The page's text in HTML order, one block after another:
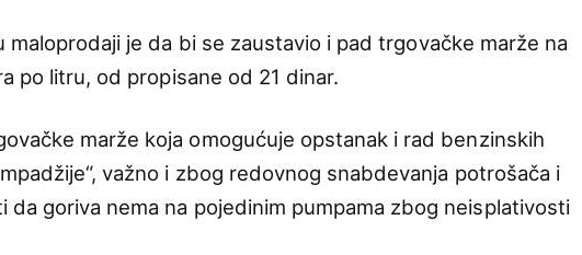
maloprodaji je da bi se zaustavio i pad trgovačke marže na
po litru, od propisane od 21 dinar.
marže koja omogućuje opstanak i rad benzinskih
važno i zbog redovnog snabdevanja potrošača i
da goriva nema na pojedinim pumpama zbog neisplativosti